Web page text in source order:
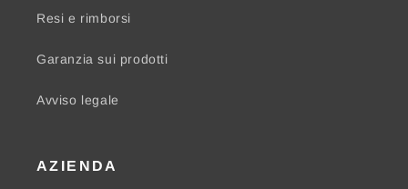
Resi e rimborsi
Garanzia sui prodotti
Avviso legale
AZIENDA